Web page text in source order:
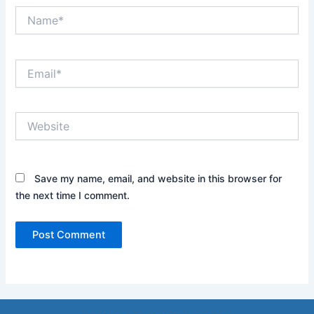
Save my name, email, and website in this browser for
the next time I comment.